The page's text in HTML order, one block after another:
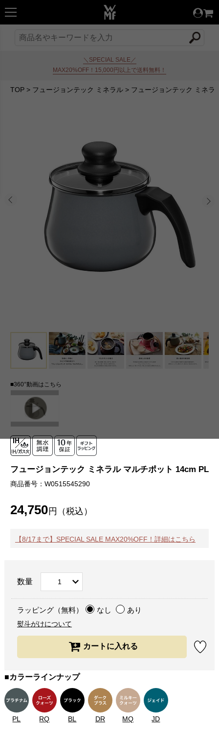
＼SPECIAL SALE／
MAX20%OFF！15,000円以上で送料無料！
TOP> フュージョンテック ミネラル> フュージョンテック ミネラ
■360°動画はこちら
フュージョンテック ミネラル マルチポット 14cm PL
商品番号：W0515545290
24,750円（税込）
【8/17まで】SPECIAL SALE MAX20%OFF！詳細はこちら
数量
ラッピング（無料） なし あり
熨斗がけについて
■カラーラインナップ
PL RQ BL DR MQ JD